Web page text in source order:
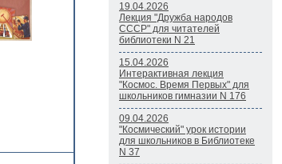
19.04.2026
Лекция "Дружба народов
СССР" для читателей
библиотеки N 21
15.04.2026
Интерактивная лекция
"Космос. Время Первых" для
школьников гимназии N 176
09.04.2026
"Космический" урок истории
для школьников в Библиотеке
N 37